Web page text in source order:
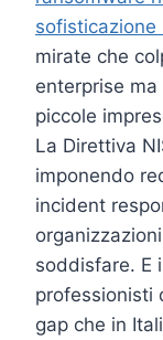
sofisticazione
mirate che
enterprise
piccole
La Direttiva
imponendo
incident
soddisfare. E
professionisti
gap che in